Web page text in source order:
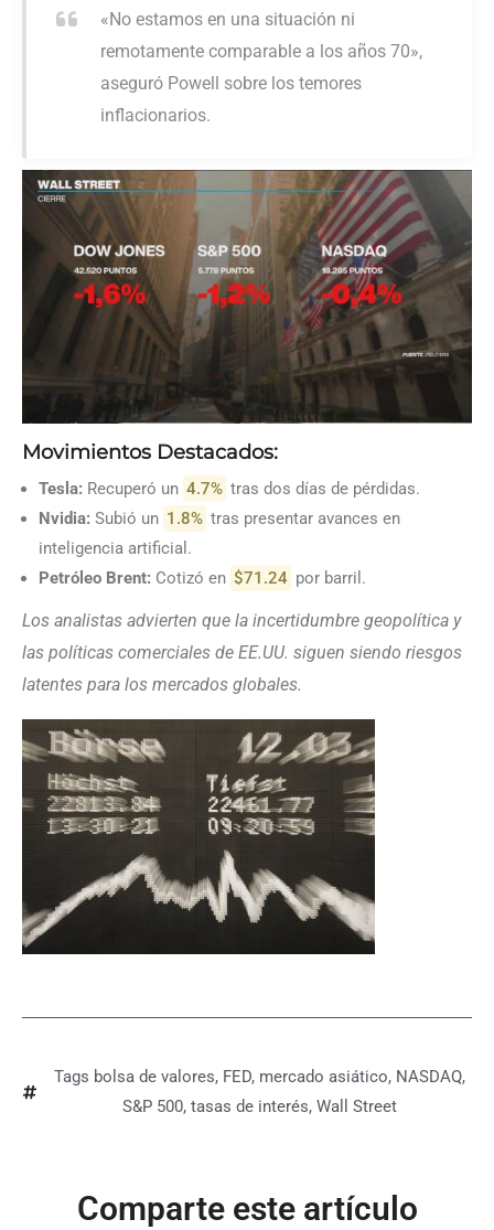
«No estamos en una situación ni
remotamente comparable a los años 70»,
aseguró Powell sobre los temores
inflacionarios.
Movimientos Destacados:
Tesla: Recuperó un 4.7% tras dos días de pérdidas.
Nvidia: Subió un 1.8% tras presentar avances en
inteligencia artificial.
Petróleo Brent: Cotizó en $71.24 por barril.
Los analistas advierten que la incertidumbre geopolítica y
las políticas comerciales de EE.UU. siguen siendo riesgos
latentes para los mercados globales.
Tags bolsa de valores, FED, mercado asiático, NASDAQ,
S&P 500, tasas de interés, Wall Street
Comparte este artículo